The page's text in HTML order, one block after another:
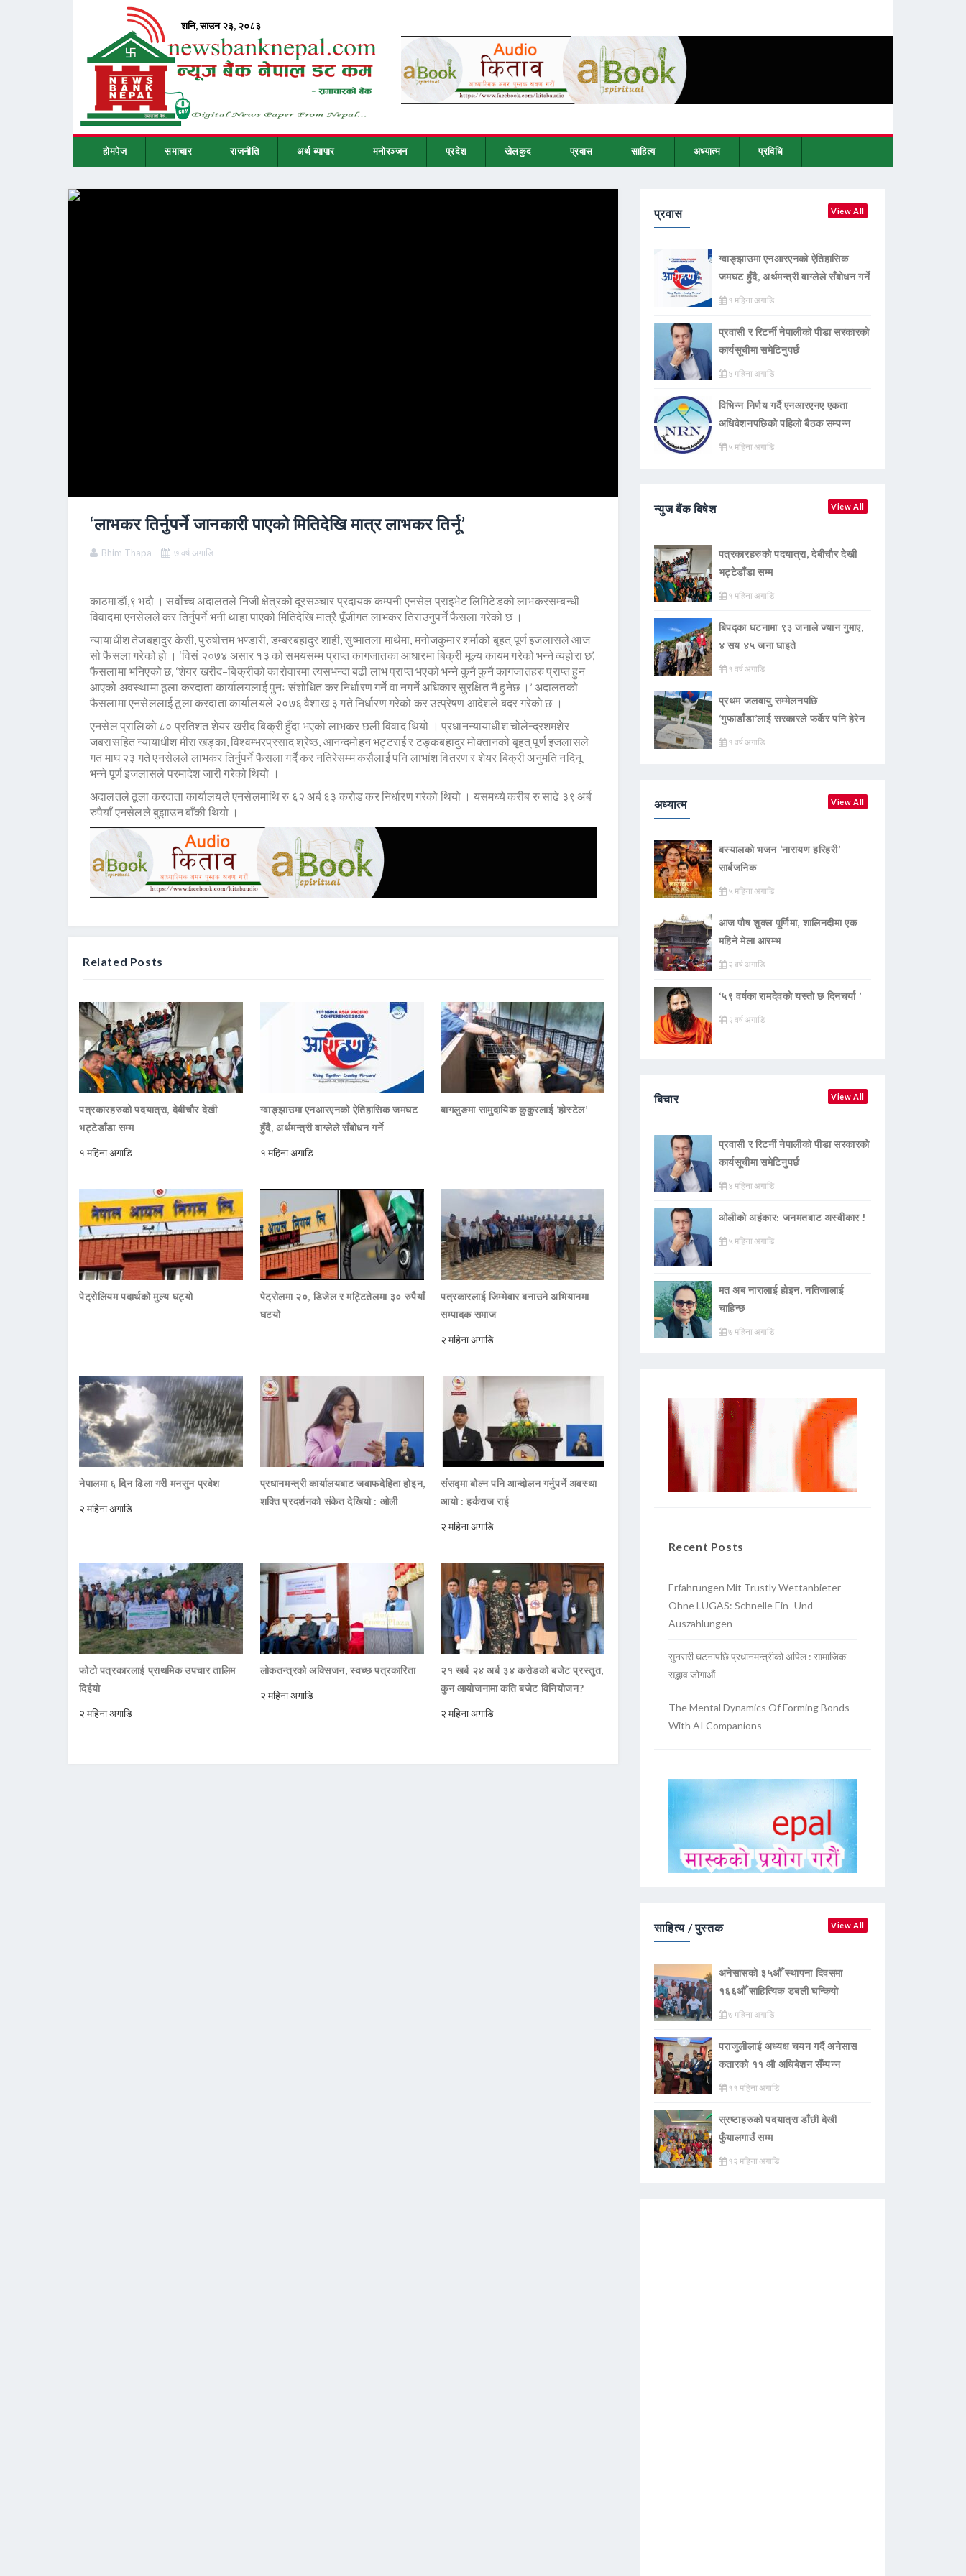
होमपेज समाचार राजनीति अर्थ ब्यापार मनोरञ्जन प्रदेश खेलकुद प्रवास साहित्य अध्यात्म प्रविधि
‘लाभकर तिर्नुपर्ने जानकारी पाएको मितिदेखि मात्र लाभकर तिर्नू’
Bhim Thapa ७ वर्ष अगाडि
काठमाडाैं,९ भदाै । सर्वोच्च अदालतले निजी क्षेत्रको दूरसञ्चार प्रदायक कम्पनी एनसेल प्राइभेट लिमिटेडको लाभकरसम्बन्धी
विवादमा एनसेलले कर तिर्नुपर्ने भनी थाहा पाएको मितिदेखि मात्रै पूँजीगत लाभकर तिराउनुपर्ने फैसला गरेको छ ।
न्यायाधीश तेजबहादुर केसी, पुरुषोत्तम भण्डारी, डम्बरबहादुर शाही, सुष्मातला माथेमा, मनोजकुमार शर्माको बृहत् पूर्ण इजलासले आज
सो फैसला गरेको हो । ‘विसं २०७४ असार १३ को समयसम्म प्राप्त कागजातका आधारमा बिक्री मूल्य कायम गरेको भन्ने व्यहोरा छ’,
फैसलामा भनिएको छ, ‘शेयर खरीद–बिक्रीको कारोवारमा त्यसभन्दा बढी लाभ प्राप्त भएको भन्ने कुनै कुनै कागजातहरु प्राप्त हुन
आएको अवस्थामा ठूला करदाता कार्यालयलाई पुनः संशोधित कर निर्धारण गर्ने वा नगर्ने अधिकार सुरक्षित नै हुनेछ ।’ अदालतको
फैसलामा एनसेललाई ठूला करदाता कार्यालयले २०७६ वैशाख ३ गते निर्धारण गरेको कर उत्प्रेषण आदेशले बदर गरेको छ ।
एनसेल प्रालिको ८० प्रतिशत शेयर खरीद बिक्री हुँदा भएको लाभकर छली विवाद थियो । प्रधानन्यायाधीश चोलेन्द्रशमशेर
जबरासहित न्यायाधीश मीरा खड्का, विश्वम्भरप्रसाद श्रेष्ठ, आनन्दमोहन भट्टराई र टङ्कबहादुर मोक्तानको बृहत् पूर्ण इजलासले
गत माघ २३ गते एनसेलले लाभकर तिर्नुपर्ने फैसला गर्दै कर नतिरेसम्म कसैलाई पनि लाभांश वितरण र शेयर बिक्री अनुमति नदिनू
भन्ने पूर्ण इजलासले परमादेश जारी गरेको थियो ।
अदालतले ठूला करदाता कार्यालयले एनसेलमाथि रु ६२ अर्ब ६३ करोड कर निर्धारण गरेको थियो । यसमध्ये करीब रु साढे ३९ अर्ब
रुपैयाँ एनसेलले बुझाउन बाँकी थियो ।
Related Posts
पत्रकारहरुको पदयात्रा, देबीचौर देखी
भट्टेडाँडा सम्म
१ महिना अगाडि
ग्वाङ्झाउमा एनआरएनको ऐतिहासिक जमघट
हुँदै, अर्थमन्त्री वाग्लेले सँबोधन गर्ने
१ महिना अगाडि
बागलुङमा सामुदायिक कुकुरलाई ‘होस्टेल’
पेट्रोलियम पदार्थको मुल्य घट्यो
पेट्रोलमा २०, डिजेल र मट्टितेलमा ३० रुपैयाँ
घटयो
पत्रकारलाई जिम्मेवार बनाउने अभियानमा
सम्पादक समाज
२ महिना अगाडि
नेपालमा ६ दिन ढिला गरी मनसुन प्रवेश
२ महिना अगाडि
प्रधानमन्त्री कार्यालयबाट जवाफदेहिता होइन,
शक्ति प्रदर्शनको संकेत देखियो : ओली
संसद्मा बोल्न पनि आन्दोलन गर्नुपर्ने अवस्था
आयो : हर्कराज राई
२ महिना अगाडि
फोटो पत्रकारलाई प्राथमिक उपचार तालिम
दिईयो
२ महिना अगाडि
लोकतन्त्रको अक्सिजन, स्वच्छ पत्रकारिता
२ महिना अगाडि
२१ खर्ब २४ अर्ब ३४ करोडको बजेट प्रस्तुत,
कुन आयोजनामा कति बजेट विनियोजन?
२ महिना अगाडि
प्रवास View All
ग्वाङ्झाउमा एनआरएनको ऐतिहासिक
जमघट हुँदै, अर्थमन्त्री वाग्लेले सँबोधन गर्ने
१ महिना अगाडि
प्रवासी र रिटर्नी नेपालीको पीडा सरकारको
कार्यसूचीमा समेटिनुपर्छ
४ महिना अगाडि
विभिन्न निर्णय गर्दै एनआरएनए एकता
अधिवेशनपछिको पहिलो बैठक सम्पन्न
५ महिना अगाडि
न्युज बैंक बिषेश View All
पत्रकारहरुको पदयात्रा, देबीचौर देखी
भट्टेडाँडा सम्म
१ महिना अगाडि
बिपद्का घटनामा ९३ जनाले ज्यान गुमाए,
४ सय ४५ जना घाइते
१ वर्ष अगाडि
प्रथम जलवायु सम्मेलनपछि
‘गुफाडाँडा’लाई सरकारले फर्केर पनि हेरेन
१ वर्ष अगाडि
अध्यात्म View All
बस्यालको भजन ‘नारायण हरिहरी’
सार्बजनिक
५ महिना अगाडि
आज पौष शुक्ल पूर्णिमा, शालिनदीमा एक
महिने मेला आरम्भ
२ वर्ष अगाडि
‘५९ वर्षका रामदेवकाे यस्ताे छ दिनचर्या ’
२ वर्ष अगाडि
बिचार View All
प्रवासी र रिटर्नी नेपालीको पीडा सरकारको
कार्यसूचीमा समेटिनुपर्छ
४ महिना अगाडि
ओलीको अहंकार: जनमतबाट अस्वीकार !
५ महिना अगाडि
मत अब नारालाई होइन, नतिजालाई
चाहिन्छ
७ महिना अगाडि
Recent Posts
Erfahrungen Mit Trustly Wettanbieter
Ohne LUGAS: Schnelle Ein- Und
Auszahlungen
सुनसरी घटनापछि प्रधानमन्त्रीको अपिल : सामाजिक
सद्भाव जोगाऔं
The Mental Dynamics Of Forming Bonds
With AI Companions
साहित्य / पुस्तक View All
अनेसासको ३५औँ स्थापना दिवसमा
१६६औँ साहित्यिक डबली घन्कियाे
७ महिना अगाडि
पराजुलीलाई अध्यक्ष चयन गर्दै अनेसास
कतारको ११ औ अधिबेशन सँम्पन्न
११ महिना अगाडि
स्रष्टाहरुको पदयात्रा डाँछी देखी
फुँयालगाउँ सम्म
१२ महिना अगाडि